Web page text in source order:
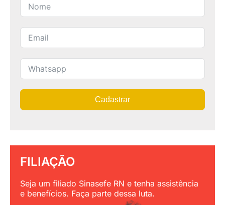
Cadastrar
FILIAÇÃO
Seja um filiado Sinasefe RN e tenha assistência
e benefícios. Faça parte dessa luta.